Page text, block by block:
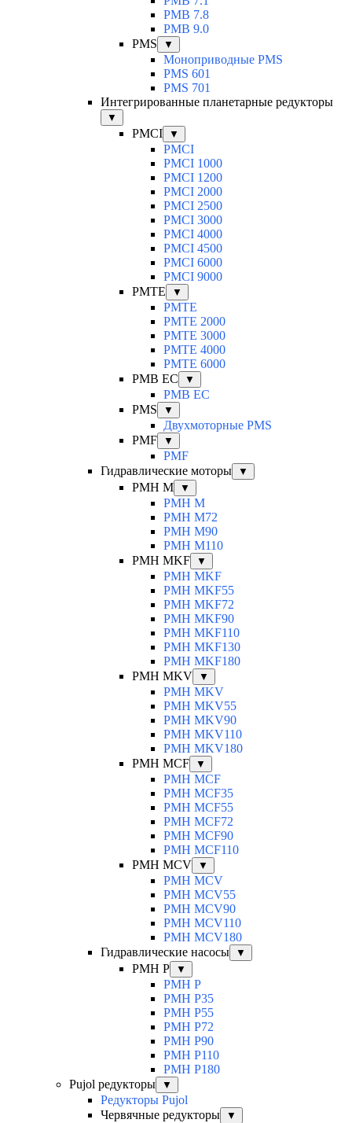
PMB 7.8
PMB 9.0
PMS
▼
Моноприводные PMS
PMS 601
PMS 701
Интегрированные планетарные редукторы
▼
PMCI ▼
PMCI
PMCI 1000
PMCI 1200
PMCI 2000
PMCI 2500
PMCI 3000
PMCI 4000
PMCI 4500
PMCI 6000
PMCI 9000
PMTE
▼
PMTE
PMTE 2000
PMTE 3000
PMTE 4000
PMTE 6000
PMB EC
▼
PMB EC
PMS
▼
Двухмоторные PMS
PMF
▼
PMF
Гидравлические моторы
▼
PMH M ▼
PMH M
PMH M72
PMH M90
PMH M110
PMH MKF
▼
PMH MKF
PMH MKF55
PMH MKF72
PMH MKF90
PMH MKF110
PMH MKF130
PMH MKF180
PMH MKV
▼
PMH MKV
PMH MKV55
PMH MKV90
PMH MKV110
PMH MKV180
PMH MCF
▼
PMH MCF
PMH MCF35
PMH MCF55
PMH MCF72
PMH MCF90
PMH MCF110
PMH MCV
▼
PMH MCV
PMH MCV55
PMH MCV90
PMH MCV110
PMH MCV180
Гидравлические насосы
▼
PMH P ▼
PMH P
PMH P35
PMH P55
PMH P72
PMH P90
PMH P110
PMH P180
Pujol редукторы
▼
Редукторы Pujol
Червячные редукторы
▼